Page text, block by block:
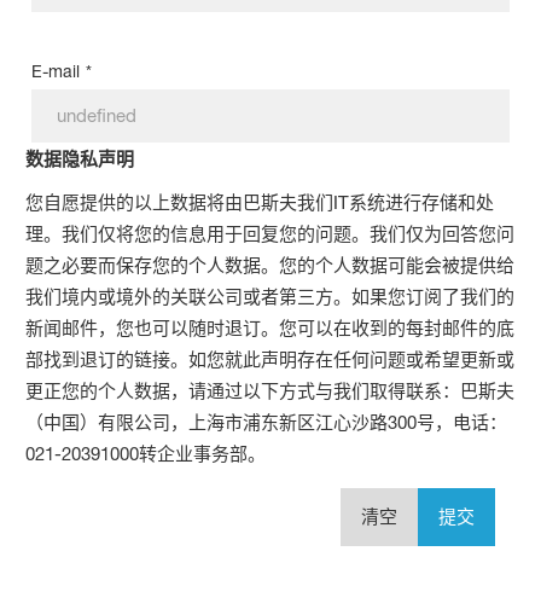
E-mail *
数据隐私声明
您自愿提供的以上数据将由巴斯夫我们IT系统进行存储和处
理。我们仅将您的信息用于回复您的问题。我们仅为回答您问
题之必要而保存您的个人数据。您的个人数据可能会被提供给
我们境内或境外的关联公司或者第三方。如果您订阅了我们的
新闻邮件，您也可以随时退订。您可以在收到的每封邮件的底
部找到退订的链接。如您就此声明存在任何问题或希望更新或
更正您的个人数据，请通过以下方式与我们取得联系：巴斯夫
（中国）有限公司，上海市浦东新区江心沙路300号，电话：
021-20391000转企业事务部。
清空 提交